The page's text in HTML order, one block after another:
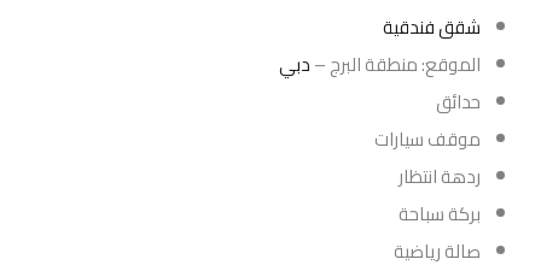
شقق فندقية
الموقع: منطقة البرج –دبي
حدائق
موقف سيارات
ردهة انتظار
بركة سباحة
صالة رياضية